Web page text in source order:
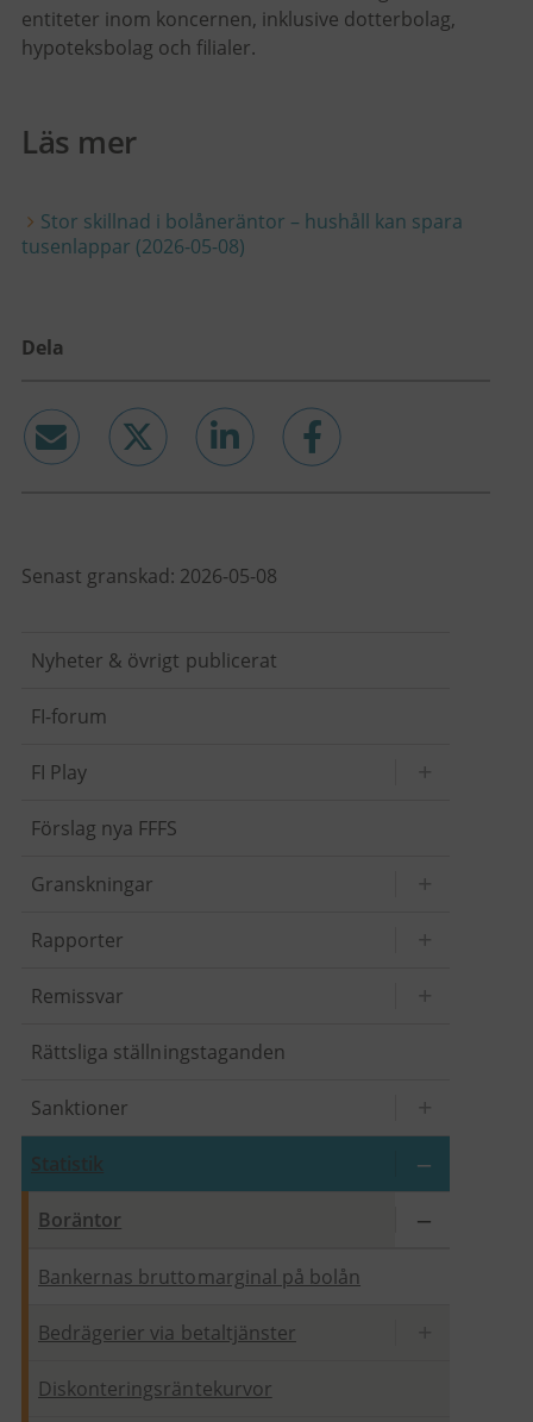
entiteter inom koncernen, inklusive dotterbolag,
hypoteksbolag och filialer.
Läs mer
Stor skillnad i bolåneräntor – hushåll kan spara
tusenlappar (2026-05-08)
Dela
Senast granskad: 2026-05-08
Nyheter & övrigt publicerat
FI-forum
FI Play
Förslag nya FFFS
Granskningar
Rapporter
Remissvar
Rättsliga ställningstaganden
Sanktioner
Statistik
Boräntor
Bankernas bruttomarginal på bolån
Bedrägerier via betaltjänster
Diskonteringsräntekurvor